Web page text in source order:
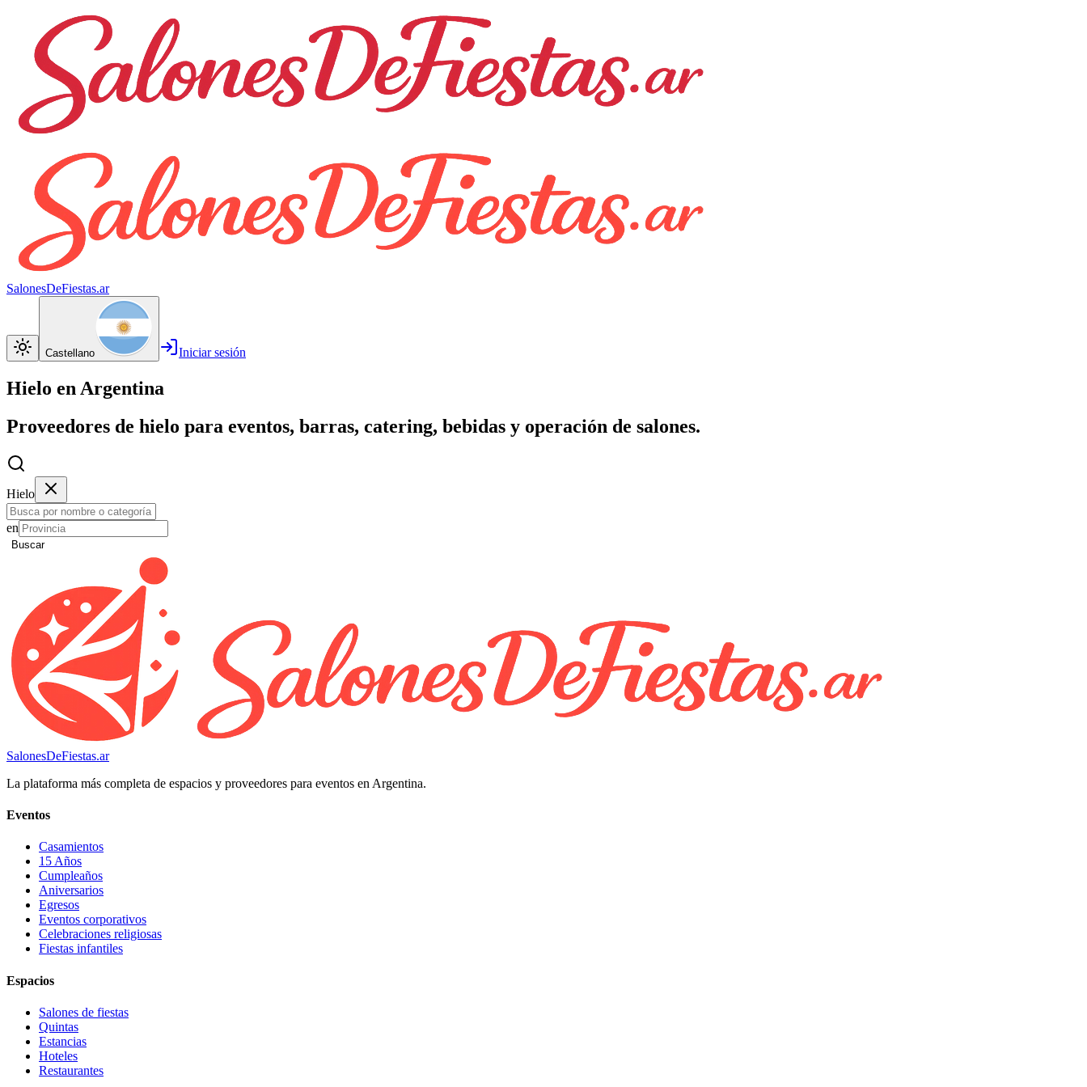
SalonesDeFiestas.ar
Castellano Iniciar sesión
Hielo en Argentina
Proveedores de hielo para eventos, barras, catering, bebidas y operación de salones.
Hielo
en
Buscar
SalonesDeFiestas.ar
La plataforma más completa de espacios y proveedores para eventos en Argentina.
Eventos
Casamientos
15 Años
Cumpleaños
Aniversarios
Egresos
Eventos corporativos
Celebraciones religiosas
Fiestas infantiles
Espacios
Salones de fiestas
Quintas
Estancias
Hoteles
Restaurantes